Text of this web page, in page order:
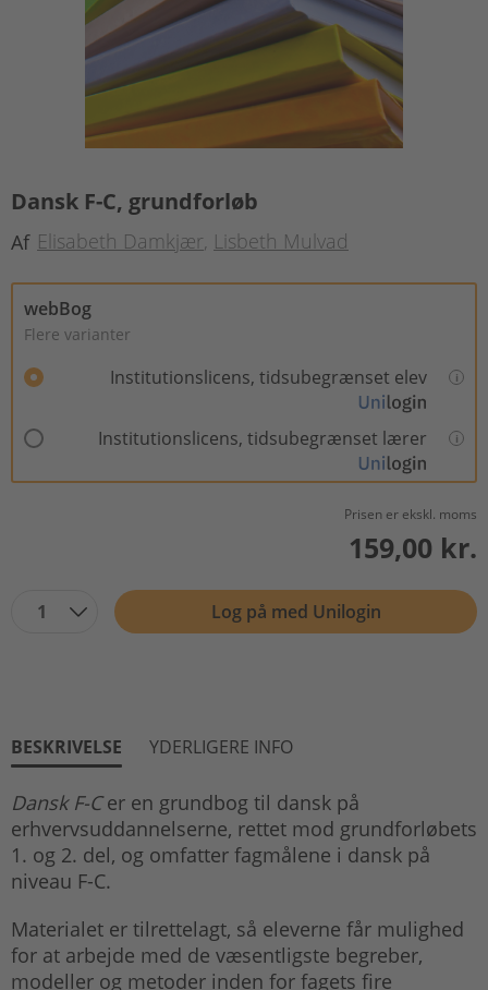
Dansk F-C, grundforløb
Af Elisabeth Damkjær Lisbeth Mulvad
webBog
Flere varianter
Institutionslicens, tidsubegrænset elev
Institutionslicens, tidsubegrænset lærer
Prisen er ekskl. moms
159,00 kr.
1 Log på med Unilogin
BESKRIVELSE YDERLIGERE INFO
Dansk F-Cer en grundbog til dansk på
erhvervsuddannelserne, rettet mod grundforløbets
1. og 2. del, og omfatter fagmålene i dansk på
niveau F-C.
Materialet er tilrettelagt, så eleverne får mulighed
for at arbejde med de væsentligste begreber,
modeller og metoder inden for fagets fire